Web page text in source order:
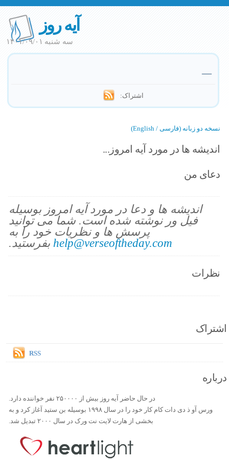
آیه روز
سه شنبه ۱۴۰۱/۰۹/۰۱
—
اشتراک:
نسخه دو زبانه (فارسی / English)
اندیشه ها در مورد آیه امروز...
دعای من
اندیشه ها و دعا در مورد آیه امروز بوسیله
فیل ور نوشته شده است. شما می توانید
پرسش ها و نظریات خود را به
help@verseoftheday.com بفرستید.
نظرات
اشتراک
RSS
درباره
در حال حاضر آیه روز بیش از ۲۵۰۰۰۰ نفر خواننده دارد.
ورس آو ذ دی دات کام کار خود را در سال ۱۹۹۸ بوسیله بن ستید آغاز کرد و به
بخشی از هارت لایت نت ورک در سال ۲۰۰۰ تبدیل شد.